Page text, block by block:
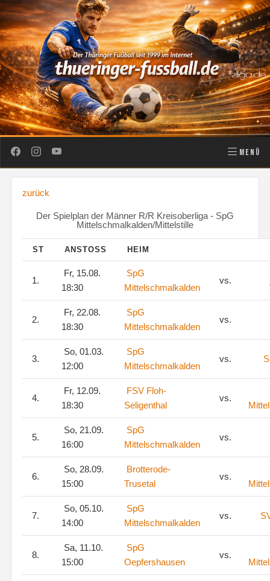
MENÜ
zurück
Der Spielplan der Männer R/R Kreisoberliga - SpG
Mittelschmalkalden/Mittelstille
ST ANSTOSS HEIM
1.
Fr, 15.08.
18:30
SpG
Mittelschmalkalden
vs.
2.
Fr, 22.08.
18:30
SpG
Mittelschmalkalden
vs.
3.
So, 01.03.
12:00
SpG
Mittelschmalkalden
vs.
4.
Fr, 12.09.
18:30
FSV Floh-
Seligenthal
vs.
5.
So, 21.09.
16:00
SpG
Mittelschmalkalden
vs.
6.
So, 28.09.
15:00
Brotterode-
Trusetal
vs.
7.
So, 05.10.
14:00
SpG
Mittelschmalkalden
vs.
8.
Sa, 11.10.
15:00
SpG
Oepfershausen
vs.